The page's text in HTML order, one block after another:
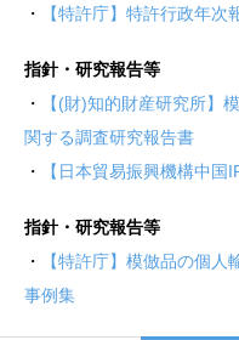
・
【特許庁】特許行政年次
指針・研究報告等
・
【(財)知的財産研究所】
関する調査研究報告書
・
【日本貿易振興機構中
指針・研究報告等
・
【特許庁】模倣品の個
事例集